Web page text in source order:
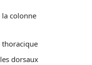
la colonne
thoracique
dorsaux